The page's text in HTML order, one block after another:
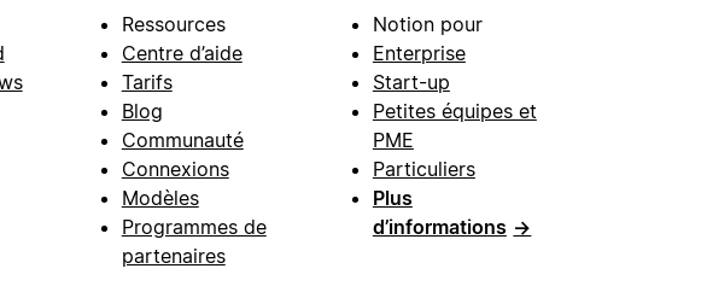
Ressources
Centre d’aide
Tarifs
Blog
Communauté
Connexions
Modèles
Programmes de
partenaires
Notion pour
Enterprise
Start-up
Petites équipes et
PME
Particuliers
Plus
d’informations →